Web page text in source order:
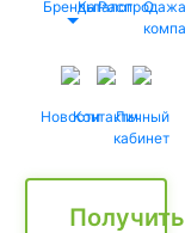
БрендыКаталог
Распродажа
О
НовостиКонтактыЛичный
кабинет
Получить